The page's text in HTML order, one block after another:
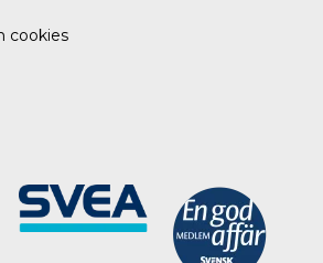
cookies